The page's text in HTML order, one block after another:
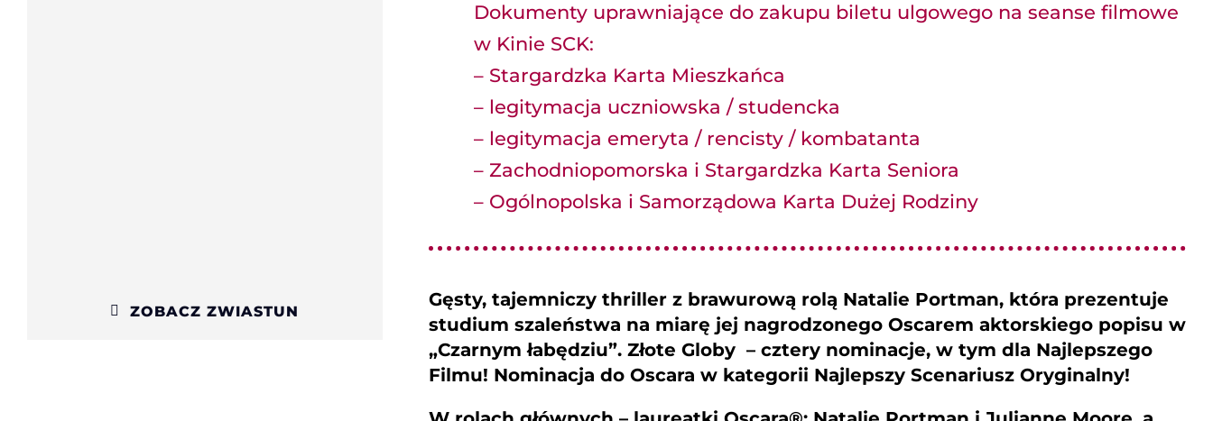
ZOBACZ ZWIASTUN
Dokumenty uprawniające do zakupu biletu ulgowego na seanse filmowe
w Kinie SCK:
– Stargardzka Karta Mieszkańca
– legitymacja uczniowska / studencka
– legitymacja emeryta / rencisty / kombatanta
– Zachodniopomorska i Stargardzka Karta Seniora
– Ogólnopolska i Samorządowa Karta Dużej Rodziny
Gęsty, tajemniczy thriller z brawurową rolą Natalie Portman, która prezentuje
studium szaleństwa na miarę jej nagrodzonego Oscarem aktorskiego popisu w
„Czarnym łabędziu”. Złote Globy – cztery nominacje, w tym dla Najlepszego
Filmu! Nominacja do Oscara w kategorii Najlepszy Scenariusz Oryginalny!